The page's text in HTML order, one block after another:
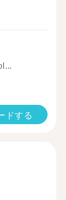
ドする